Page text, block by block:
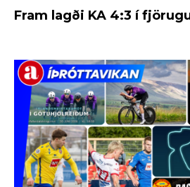
Fram lagði KA 4:3 í